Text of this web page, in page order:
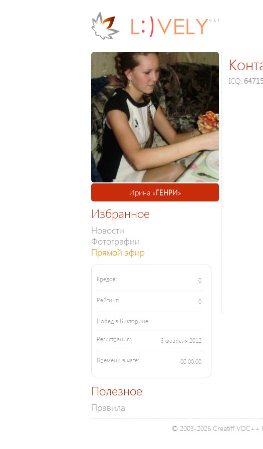
Ирина «ГЕНРИ»
Избранное
Новости
Фотографии
Прямой эфир
Кредов: 0
Рейтинг: 0
Побед в Викторине:
Регистрация: 3 февраля 2012
Времени в чате: 00:00:00
Полезное
Правила
ICQ:
© 2003-2026 Creatiff VOC++